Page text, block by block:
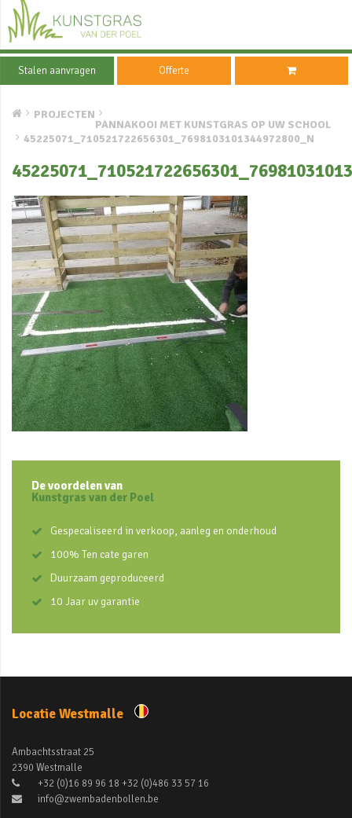
Stalen aanvragen Offerte
PROJECTEN
PANNAKOOI MET KUNSTGRAS OP UW SCHOOL
45225071_710521722656301_7698103101344972800_N
De voordelen van
Kunstgras van der Poel
Gespecaliseerd in verkoop, aanleg en onderhoud
100% Ten cate garen
Duurzaam geproduceerd
10 Jaar uv garantie
Locatie Westmalle
Ambachtsstraat 25
2390 Westmalle
+32 (0)16 89 96 18 +32 (0)486 33 57 16
info@zwembadenbollen.be